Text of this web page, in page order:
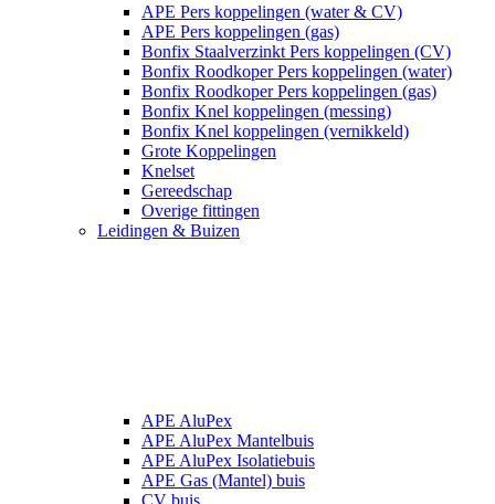
APE Pers koppelingen (water & CV)
APE Pers koppelingen (gas)
Bonfix Staalverzinkt Pers koppelingen (CV)
Bonfix Roodkoper Pers koppelingen (water)
Bonfix Roodkoper Pers koppelingen (gas)
Bonfix Knel koppelingen (messing)
Bonfix Knel koppelingen (vernikkeld)
Grote Koppelingen
Knelset
Gereedschap
Overige fittingen
Leidingen & Buizen
APE AluPex
APE AluPex Mantelbuis
APE AluPex Isolatiebuis
APE Gas (Mantel) buis
CV buis